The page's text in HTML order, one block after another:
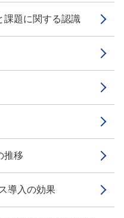
課題に関する認識
推移
導入の効果